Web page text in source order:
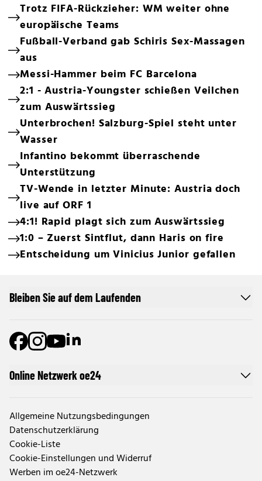
Trotz FIFA-Rückzieher: WM weiter ohne
europäische Teams
Fußball-Verband gab Schiris Sex-Massagen
aus
Messi-Hammer beim FC Barcelona
2:1 - Austria-Youngster schießen Veilchen
zum Auswärtssieg
Unterbrochen! Salzburg-Spiel steht unter
Wasser
Infantino bekommt überraschende
Unterstützung
TV-Wende in letzter Minute: Austria doch
live auf ORF 1
4:1! Rapid plagt sich zum Auswärtssieg
1:0 – Zuerst Sintflut, dann Haris on fire
Entscheidung um Vinicius Junior gefallen
Online Netzwerk oe24
Allgemeine Nutzungsbedingungen
Datenschutzerklärung
Cookie-Liste
Cookie-Einstellungen und Widerruf
Werben im oe24-Netzwerk
Bleiben Sie auf dem Laufenden